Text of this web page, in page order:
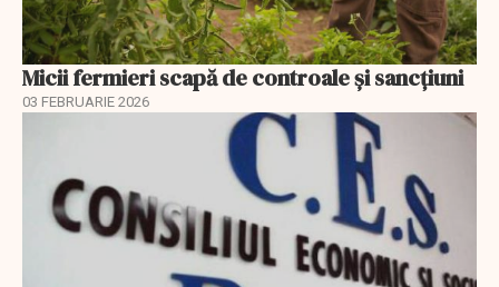
Micii fermieri scapă de controale și sancțiuni
03 FEBRUARIE 2026